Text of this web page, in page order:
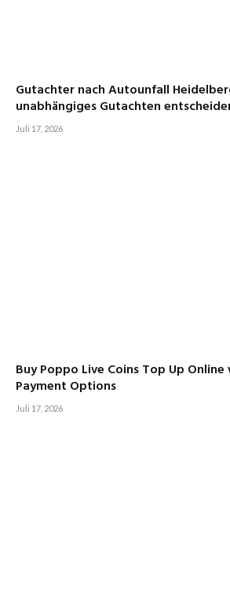
Gutachter nach Autounfall
unabhängiges Gutachten
Juli 17, 2026
Buy Poppo Live Coins Top Up
Payment Options
Juli 17, 2026